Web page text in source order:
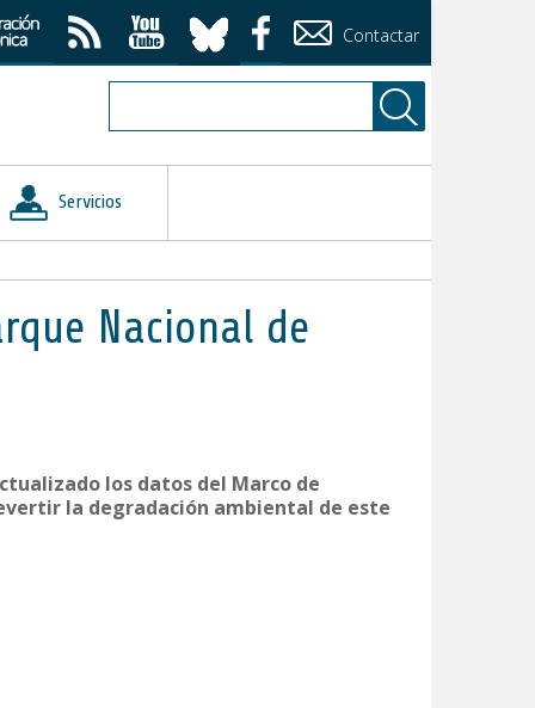
Contactar
Servicios
Nacional de
los datos del Marco de
la degradación ambiental de este